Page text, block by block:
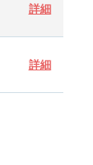
詳細
詳細